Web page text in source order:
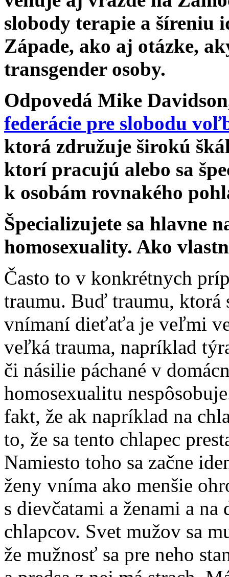
slobody terapie a šíreniu
Západe, ako aj otázke,
transgender osoby.
Odpovedá Mike
federácie pre slobodu
ktorá združuje širokú
ktorí pracujú alebo sa
k osobám rovnakého
Špecializujete sa hlavne
homosexuality. Ako
Často to v konkrétnych
traumu. Buď traumu, ktorá
vnímaní dieťaťa je veľmi
veľká trauma, napríklad
či násilie páchané v
homosexualitu
fakt, že ak napríklad na
to, že sa tento chlapec
Namiesto toho sa začne
ženy vníma ako menšie
s dievčatami a ženami a
chlapcov. Svet mužov sa
že mužnosť sa pre neho